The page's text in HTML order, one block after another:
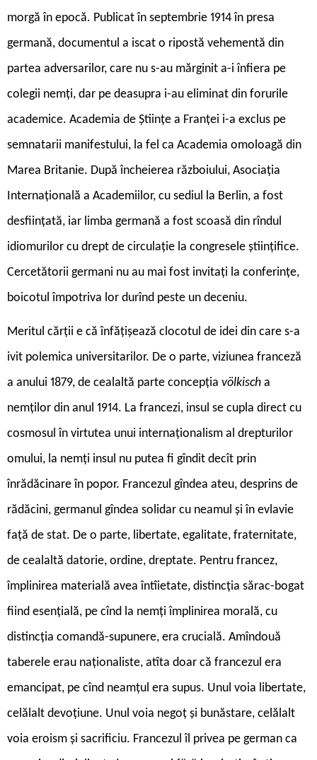
morgă în epocă. Publicat în septembrie 1914 în presa
germană, documentul a iscat o ripostă vehementă din
partea adversarilor, care nu s-au mărginit a-i înfiera pe
colegii nemți, dar pe deasupra i-au eliminat din forurile
academice. Academia de Științe a Franței i-a exclus pe
semnatarii manifestului, la fel ca Academia omoloagă din
Marea Britanie. După încheierea războiului, Asociația
Internațională a Academiilor, cu sediul la Berlin, a fost
desființată, iar limba germană a fost scoasă din rîndul
idiomurilor cu drept de circulație la congresele științifice.
Cercetătorii germani nu au mai fost invitați la conferințe,
boicotul împotriva lor durînd peste un deceniu.
Meritul cărții e că înfățișează clocotul de idei din care s-a
ivit polemica universitarilor. De o parte, viziunea franceză
a anului 1879, de cealaltă parte concepția völkisch a
nemților din anul 1914. La francezi, insul se cupla direct cu
cosmosul în virtutea unui internaționalism al drepturilor
omului, la nemți insul nu putea fi gîndit decît prin
înrădăcinare în popor. Francezul gîndea ateu, desprins de
rădăcini, germanul gîndea solidar cu neamul și în evlavie
față de stat. De o parte, libertate, egalitate, fraternitate,
de cealaltă datorie, ordine, dreptate. Pentru francez,
împlinirea materială avea întîietate, distincția sărac-bogat
fiind esențială, pe cînd la nemți împlinirea morală, cu
distincția comandă-supunere, era crucială. Amîndouă
taberele erau naționaliste, atîta doar că francezul era
emancipat, pe cînd neamțul era supus. Unul voia libertate,
celălalt devoțiune. Unul voia negoț și bunăstare, celălalt
voia eroism și sacrificiu. Francezul îl privea pe german ca